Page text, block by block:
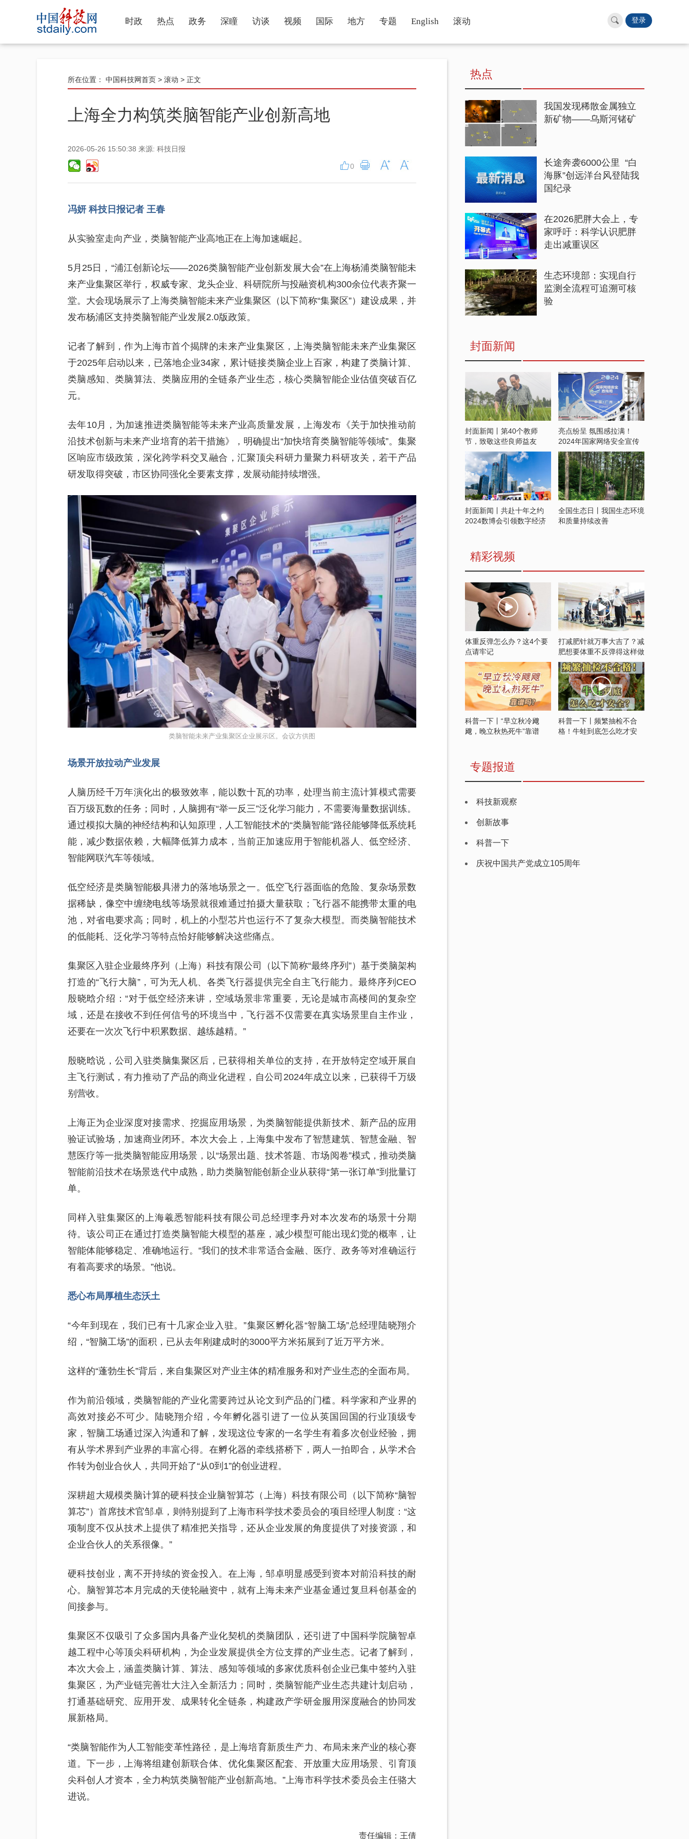
时政 热点 政务 深瞳 访谈 视频 国际 地方 专题 English 滚动 登录
所在位置： 中国科技网首页 > 滚动 > 正文
上海全力构筑类脑智能产业创新高地
2026-05-26 15:50:38 来源: 科技日报
0
冯妍 科技日报记者 王春
从实验室走向产业，类脑智能产业高地正在上海加速崛起。
5月25日，“浦江创新论坛——2026类脑智能产业创新发展大会”在上海杨浦类脑智能未
来产业集聚区举行，权威专家、龙头企业、科研院所与投融资机构300余位代表齐聚一
堂。大会现场展示了上海类脑智能未来产业集聚区（以下简称“集聚区”）建设成果，并
发布杨浦区支持类脑智能产业发展2.0版政策。
记者了解到，作为上海市首个揭牌的未来产业集聚区，上海类脑智能未来产业集聚区
于2025年启动以来，已落地企业34家，累计链接类脑企业上百家，构建了类脑计算、
类脑感知、类脑算法、类脑应用的全链条产业生态，核心类脑智能企业估值突破百亿
元。
去年10月，为加速推进类脑智能等未来产业高质量发展，上海发布《关于加快推动前
沿技术创新与未来产业培育的若干措施》，明确提出“加快培育类脑智能等领域”。集聚
区响应市级政策，深化跨学科交叉融合，汇聚顶尖科研力量聚力科研攻关，若干产品
研发取得突破，市区协同强化全要素支撑，发展动能持续增强。
类脑智能未来产业集聚区企业展示区。会议方供图
场景开放拉动产业发展
人脑历经千万年演化出的极致效率，能以数十瓦的功率，处理当前主流计算模式需要
百万级瓦数的任务；同时，人脑拥有“举一反三”泛化学习能力，不需要海量数据训练。
通过模拟大脑的神经结构和认知原理，人工智能技术的“类脑智能”路径能够降低系统耗
能，减少数据依赖，大幅降低算力成本，当前正加速应用于智能机器人、低空经济、
智能网联汽车等领域。
低空经济是类脑智能极具潜力的落地场景之一。低空飞行器面临的危险、复杂场景数
据稀缺，像空中缠绕电线等场景就很难通过拍摄大量获取；飞行器不能携带太重的电
池，对省电要求高；同时，机上的小型芯片也运行不了复杂大模型。而类脑智能技术
的低能耗、泛化学习等特点恰好能够解决这些痛点。
集聚区入驻企业最终序列（上海）科技有限公司（以下简称“最终序列”）基于类脑架构
打造的“飞行大脑”，可为无人机、各类飞行器提供完全自主飞行能力。最终序列CEO
殷晓晗介绍：“对于低空经济来讲，空域场景非常重要，无论是城市高楼间的复杂空
域，还是在接收不到任何信号的环境当中，飞行器不仅需要在真实场景里自主作业，
还要在一次次飞行中积累数据、越练越精。”
殷晓晗说，公司入驻类脑集聚区后，已获得相关单位的支持，在开放特定空域开展自
主飞行测试，有力推动了产品的商业化进程，自公司2024年成立以来，已获得千万级
别营收。
上海正为企业深度对接需求、挖掘应用场景，为类脑智能提供新技术、新产品的应用
验证试验场，加速商业闭环。本次大会上，上海集中发布了智慧建筑、智慧金融、智
慧医疗等一批类脑智能应用场景，以“场景出题、技术答题、市场阅卷”模式，推动类脑
智能前沿技术在场景迭代中成熟，助力类脑智能创新企业从获得“第一张订单”到批量订
单。
同样入驻集聚区的上海羲悉智能科技有限公司总经理李丹对本次发布的场景十分期
待。该公司正在通过打造类脑智能大模型的基座，减少模型可能出现幻觉的概率，让
智能体能够稳定、准确地运行。“我们的技术非常适合金融、医疗、政务等对准确运行
有着高要求的场景。”他说。
悉心布局厚植生态沃土
“今年到现在，我们已有十几家企业入驻。”集聚区孵化器“智脑工场”总经理陆晓翔介
绍，“智脑工场”的面积，已从去年刚建成时的3000平方米拓展到了近万平方米。
这样的“蓬勃生长”背后，来自集聚区对产业主体的精准服务和对产业生态的全面布局。
作为前沿领域，类脑智能的产业化需要跨过从论文到产品的门槛。科学家和产业界的
高效对接必不可少。陆晓翔介绍，今年孵化器引进了一位从英国回国的行业顶级专
家，智脑工场通过深入沟通和了解，发现这位专家的一名学生有着多次创业经验，拥
有从学术界到产业界的丰富心得。在孵化器的牵线搭桥下，两人一拍即合，从学术合
作转为创业合伙人，共同开始了“从0到1”的创业进程。
深耕超大规模类脑计算的硬科技企业脑智算芯（上海）科技有限公司（以下简称“脑智
算芯”）首席技术官邹卓，则特别提到了上海市科学技术委员会的项目经理人制度：“这
项制度不仅从技术上提供了精准把关指导，还从企业发展的角度提供了对接资源，和
企业合伙人的关系很像。”
硬科技创业，离不开持续的资金投入。在上海，邹卓明显感受到资本对前沿科技的耐
心。脑智算芯本月完成的天使轮融资中，就有上海未来产业基金通过复旦科创基金的
间接参与。
集聚区不仅吸引了众多国内具备产业化契机的类脑团队，还引进了中国科学院脑智卓
越工程中心等顶尖科研机构，为企业发展提供全方位支撑的产业生态。记者了解到，
本次大会上，涵盖类脑计算、算法、感知等领域的多家优质科创企业已集中签约入驻
集聚区，为产业链完善壮大注入全新活力；同时，类脑智能产业生态共建计划启动，
打通基础研究、应用开发、成果转化全链条，构建政产学研金服用深度融合的协同发
展新格局。
“类脑智能作为人工智能变革性路径，是上海培育新质生产力、布局未来产业的核心赛
道。下一步，上海将组建创新联合体、优化集聚区配套、开放重大应用场景、引育顶
尖科创人才资本，全力构筑类脑智能产业创新高地。”上海市科学技术委员会主任骆大
进说。
责任编辑：王倩
热点
我国发现稀散金属独立
新矿物——乌斯河锗矿
长途奔袭6000公里 “白
海豚”创远洋台风登陆我
国纪录
在2026肥胖大会上，专
家呼吁：科学认识肥胖
走出减重误区
生态环境部：实现自行
监测全流程可追溯可核
验
封面新闻
封面新闻丨第40个教师
节，致敬这些良师益友
亮点纷呈 氛围感拉满！
2024年国家网络安全宣传
周开启
封面新闻丨共赴十年之约
2024数博会引领数字经济
全国生态日丨我国生态环境
和质量持续改善
精彩视频
体重反弹怎么办？这4个要
点请牢记
打减肥针就万事大吉了？减
肥想要体重不反弹得这样做
科普一下丨“早立秋冷飕
飕，晚立秋热死牛”靠谱
科普一下丨频繁抽检不合
格！牛蛙到底怎么吃才安
专题报道
科技新观察
创新故事
科普一下
庆祝中国共产党成立105周年